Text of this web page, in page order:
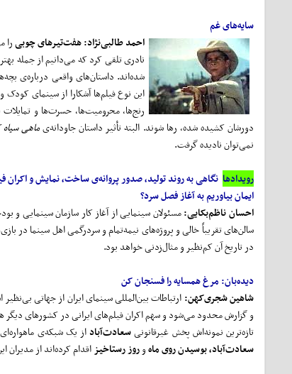
سایه‌های غم
احمد طالبی‌نژاد:هفت‌تیر‌های چوبیرا
نادری تلقی کرد که می‌دانیم از جمله
شده‌اند. داستان‌های واقعی درباره‌ی
این نوع فیلم‌ها آشکارا از سینمای کودک
رنج‌ها، محرومیت‌ها، حسرت‌ها و
دورشان کشیده شده، رها شوند. البته تأثیر داستان جاودانه‌یماهی سیاه
نمی‌توان نادیده گرفت.
رویدادها نگاهی به روند تولید، صدور پروانه‌ی ساخت، نمایش و اکران
ایمان بیاوریم به آغاز فصل سرد؟
احسان ناظم‌بکایی:مسئولان سینمایی از آغاز کار سازمان سینمایی و
سالن‌های تقریباً خالی و پروژه‌های نیمه‌تمام و سردرگمی اهل سینما در
در تاریخ آن کم‌نظیر و مثال‌زدنی خواهد بود.
دیده‌بان: مرغ همسایه را فسنجان کن
شاهین شجری‌کهن: ارتباطات بین‌المللی سینمای ایران از جهاتی
و گزارش محدود می‌شود و سهم اکران فیلم‌های ایرانی در کشورهای
تازه‌ترین نمونه‌اش پخش غیرقانونیسعادت‌آباداز یک شبکه‌ی
سعادت‌آباد،بوسیدن روی ماهوروز رستاخیز اقدام کرده‌اند از